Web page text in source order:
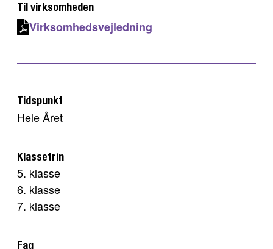
Til virksomheden
Virksomhedsvejledning
Tidspunkt
Hele Året
Klassetrin
5. klasse
6. klasse
7. klasse
Fag